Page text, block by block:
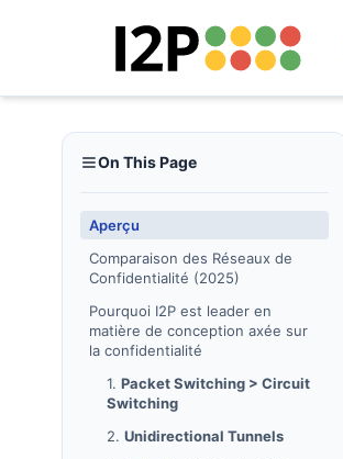
On This Page
Aperçu
Comparaison des Réseaux de
Confidentialité (2025)
Pourquoi I2P est leader en
matière de conception axée sur
la confidentialité
1. Packet Switching > Circuit
Switching
2. Unidirectional Tunnels